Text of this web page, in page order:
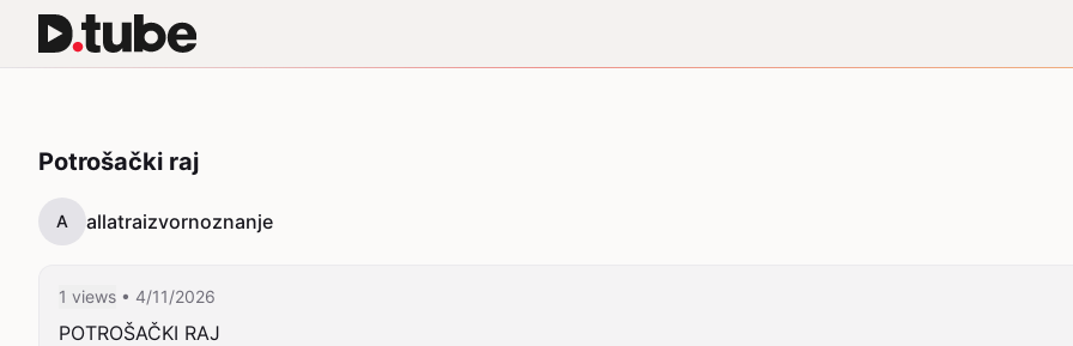
Potrošački raj
A allatraizvornoznanje
1 views • 4/11/2026
POTROŠAČKI RAJ